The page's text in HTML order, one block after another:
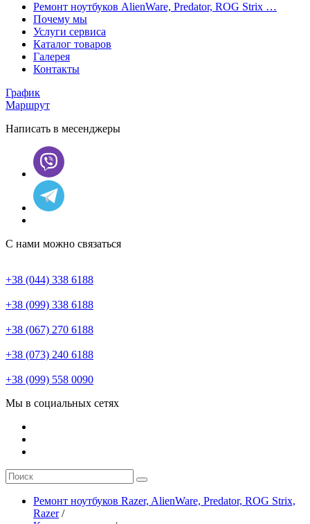
Ремонт ноутбуков AlienWare, Predator, ROG Strix …
Почему мы
Услуги сервиса
Каталог товаров
Галерея
Контакты
График
Маршрут
Написать в месенджеры
С нами можно связаться
+38 (044) 338 6188
+38 (099) 338 6188
+38 (067) 270 6188
+38 (073) 240 6188
+38 (099) 558 0090
Мы в социальных сетях
Ремонт ноутбуков Razer, AlienWare, Predator, ROG Strix,
Razer/